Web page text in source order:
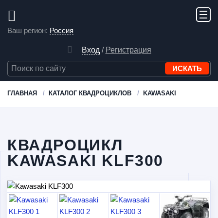
Ваш регион: Россия
Вход / Регистрация
ГЛАВНАЯ КАТАЛОГ КВАДРОЦИКЛОВ KAWASAKI
КВАДРОЦИКЛ
KAWASAKI KLF300